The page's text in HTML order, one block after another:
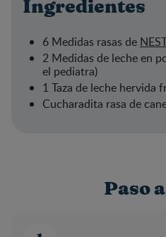
Ingredientes
6 Medidas rasas de
2 Medidas de leche en
el pediatra)
1 Taza de leche hervida
Cucharadita rasa de
Paso